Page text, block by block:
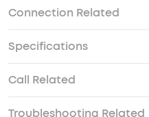
Connection Related
Specifications
Call Related
Troubleshooting Related